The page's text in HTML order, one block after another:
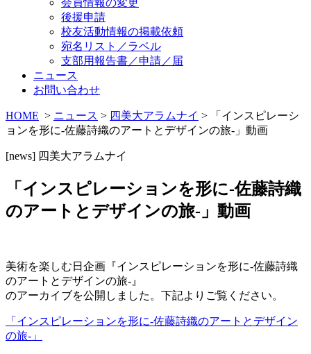
後援申請
校友活動情報の掲載依頼
宛名リスト／ラベル
支部用報告書／申請／届
ニュース
お問い合わせ
HOME > ニュース > 四美大アラムナイ > 「インスピレーシ
ョンを形に-佐藤詩織のアートとデザインの旅-」動画
[news] 四美大アラムナイ
「インスピレーションを形に-佐藤詩織
のアートとデザインの旅-」動画
美術を楽しむ日企画『インスピレーションを形に-佐藤詩織
のアートとデザインの旅-』
のアーカイブを公開しました。下記よりご覧ください。
「インスピレーションを形に-佐藤詩織のアートとデザイン
の旅-」